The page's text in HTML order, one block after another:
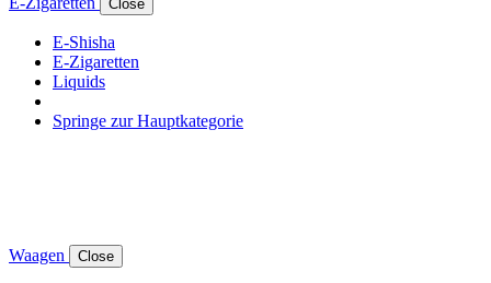
Close
E-Shisha
E-Zigaretten
Liquids
Springe zur Hauptkategorie
Waagen Close